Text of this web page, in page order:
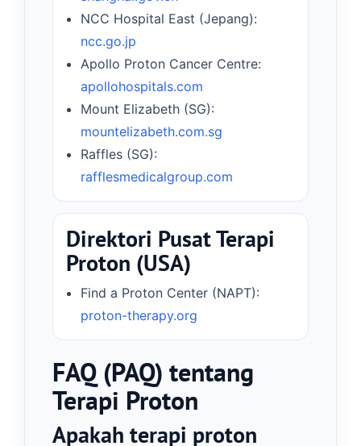
NCC Hospital East (Jepang):
ncc.go.jp
Apollo Proton Cancer Centre:
apollohospitals.com
Mount Elizabeth (SG):
mountelizabeth.com.sg
Raffles (SG):
rafflesmedicalgroup.com
Direktori Pusat Terapi
Proton (USA)
Find a Proton Center (NAPT):
proton-therapy.org
FAQ (PAQ) tentang
Terapi Proton
Apakah terapi proton